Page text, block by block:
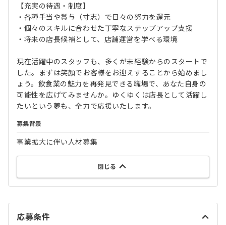
【充実の待遇・制度】
・各種手当や賞与（寸志）で日々の努力を還元
・個々のスキルに合わせた丁寧なステップアップ支援
・将来の店長候補として、店舗運営を学べる環境
現在活躍中のスタッフも、多くが未経験からのスタートで
した。まずは笑顔でお客様をお迎えすることから始めまし
ょう。飲食業の魅力を再発見できる職場で、あなた自身の
可能性を広げてみませんか。ゆくゆくは店長として活躍し
たいという夢も、全力で応援いたします。
募集背景
事業拡大に伴い人材募集
閉じる
応募条件